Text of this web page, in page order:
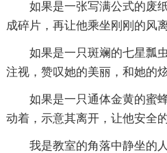
如果是一张写满公式的废
成碎片，再让他乘坐刚刚的风
如果是一只斑斓的七星瓢
注视，赞叹她的美丽，和她的
如果是一只通体金黄的蜜
动着，示意其离开，让他安全
我是教室的角落中静坐的